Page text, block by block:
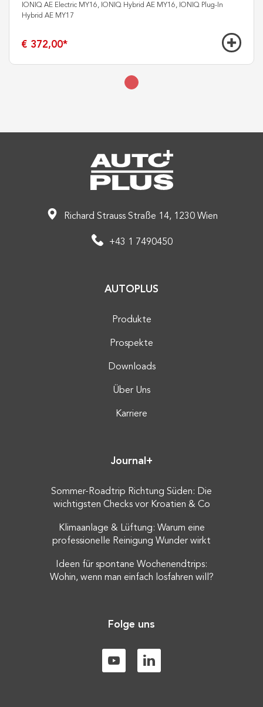
IONIQ AE Electric MY16, IONIQ Hybrid AE MY16, IONIQ Plug-In
Hybrid AE MY17
€ 372,00*
Richard Strauss Straße 14, 1230 Wien
+43 1 7490450
AUTOPLUS
Produkte
Prospekte
Downloads
Über Uns
Karriere
Journal+
Sommer-Roadtrip Richtung Süden: Die
wichtigsten Checks vor Kroatien & Co
Klimaanlage & Lüftung: Warum eine
professionelle Reinigung Wunder wirkt
Ideen für spontane Wochenendtrips:
Wohin, wenn man einfach losfahren will?
Folge uns